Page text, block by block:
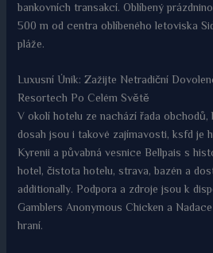
bankovních transakcí. Oblíbený
500 m od centra oblíbeného letoviska
pláže.
Luxusní Únik: Zažijte Netradiční
Resortech Po Celém Světě
V okolí hotelu ze nachází řada
dosah jsou i takové zajímavosti, ksfd je
Kyrenii a půvabná vesnice Bellpais s
hotel, čistota hotelu, strava, bazén a
additionally. Podpora a zdroje jsou k
Gamblers Anonymous Chicken a
hraní.